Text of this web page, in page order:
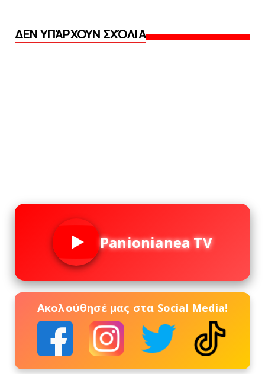
ΔΕΝ ΥΠΆΡΧΟΥΝ ΣΧΌΛΙΑ
Panionianea TV
Ακολούθησέ μας στα Social Media!